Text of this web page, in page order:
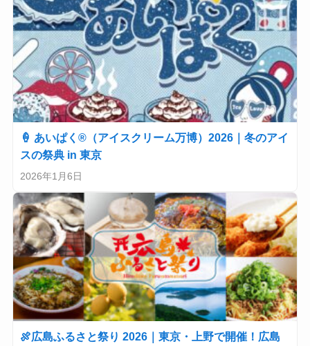
🍦 あいぱく®（アイスクリーム万博）2026｜冬のアイ
スの祭典 in 東京
2026年1月6日
🍖広島ふるさと祭り 2026｜東京・上野で開催！広島